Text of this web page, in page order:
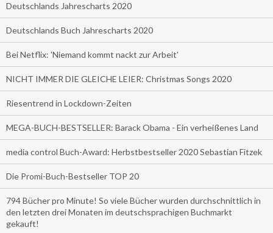
Deutschlands Jahrescharts 2020
Deutschlands Buch Jahrescharts 2020
Bei Netflix: 'Niemand kommt nackt zur Arbeit'
NICHT IMMER DIE GLEICHE LEIER: Christmas Songs 2020
Riesentrend in Lockdown-Zeiten
MEGA-BUCH-BESTSELLER: Barack Obama - Ein verheißenes Land
media control Buch-Award: Herbstbestseller 2020 Sebastian Fitzek
Die Promi-Buch-Bestseller TOP 20
794 Bücher pro Minute! So viele Bücher wurden durchschnittlich in
den letzten drei Monaten im deutschsprachigen Buchmarkt
gekauft!